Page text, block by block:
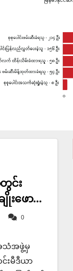
င်း
းဖောက်
0
အသံအဖွဲ့မှ
းမီဒီယာ